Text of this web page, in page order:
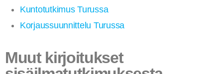
Kuntotutkimus Turussa
Korjaussuunnittelu Turussa
Muut kirjoitukset